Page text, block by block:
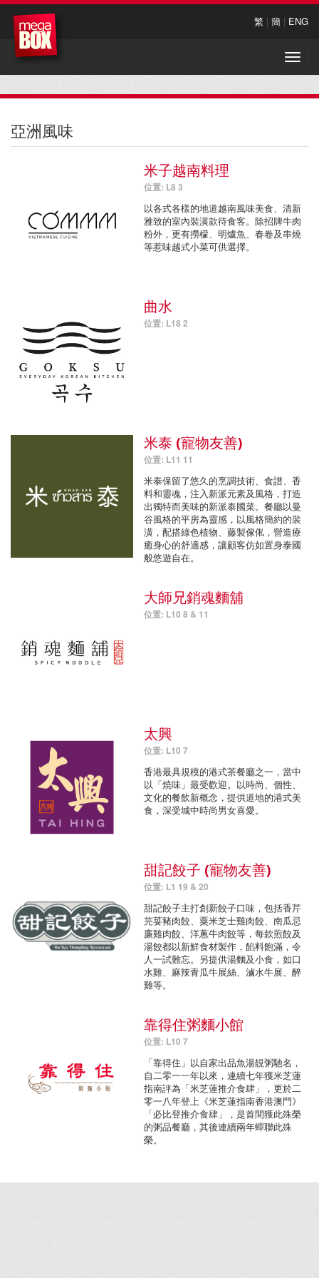
繁 | 簡 | ENG
Toggle
亞洲風味
米子越南料理
位置: L8 3
以各式各樣的地道越南風味美食、清新
雅致的室內裝潢款待食客。除招牌牛肉
粉外，更有撈檬、明爐魚、春卷及串燒
等惹味越式小菜可供選擇。
曲水
位置: L18 2
米泰 (寵物友善)
位置: L11 11
米泰保留了悠久的烹調技術、食譜、香
料和靈魂，注入新派元素及風格，打造
出獨特而美味的新派泰國菜。餐廳以曼
谷風格的平房為靈感，以風格簡約的裝
潢，配搭綠色植物、藤製傢俬，營造療
癒身心的舒適感，讓顧客仿如置身泰國
般悠遊自在。
大師兄銷魂麵舖
位置: L10 8 & 11
太興
位置: L10 7
香港最具規模的港式茶餐廳之一，當中
以「燒味」最受歡迎。以時尚、個性、
文化的餐飲新概念，提供道地的港式美
食，深受城中時尚男女喜愛。
甜記餃子 (寵物友善)
位置: L1 19 & 20
甜記餃子主打創新餃子口味，包括香芹
芫荽豬肉餃、粟米芝士雞肉餃、南瓜忌
廉雞肉餃、洋蔥牛肉餃等，每款煎餃及
湯餃都以新鮮食材製作，餡料飽滿，令
人一試難忘。另提供湯麵及小食，如口
水雞、麻辣青瓜牛展絲、滷水牛展、醉
雞等。
靠得住粥麵小館
位置: L10 7
「靠得住」以自家出品魚湯靚粥馳名，
自二零一一年以來，連續七年獲米芝蓮
指南評為「米芝蓮推介食肆」，更於二
零一八年登上《米芝蓮指南香港澳門》
「必比登推介食肆」，是首間獲此殊榮
的粥品餐廳，其後連續兩年蟬聯此殊
榮。